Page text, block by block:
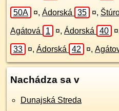
50A ¤, Ádorská 35 ¤,
Agátová 1 ¤, Ádorská 40 ¤
33 ¤, Ádorská 42 ¤,
Nachádza sa v
Dunajská Streda